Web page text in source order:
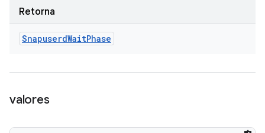
Retorna
SnapuserdWaitPhase
valores